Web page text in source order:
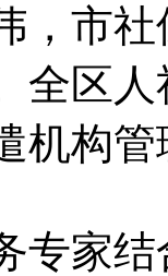
，市
全区
机构
家结